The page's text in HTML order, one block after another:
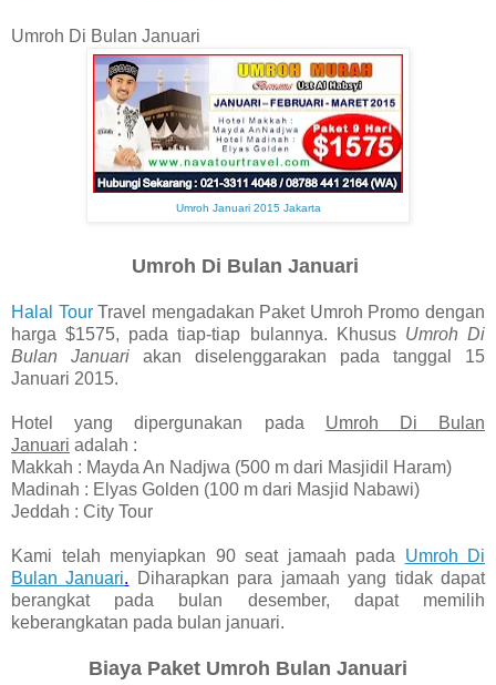
Umroh Di Bulan Januari
Umroh Januari 2015 Jakarta
Umroh Di Bulan Januari
Halal TourTravel mengadakan Paket Umroh Promo dengan
harga $1575, pada tiap-tiap bulannya. Khusus Umroh Di
Bulan Januari akan diselenggarakan pada tanggal 15
Januari 2015.
Hotel yang dipergunakan pada Umroh Di Bulan
Januari adalah :
Makkah : Mayda An Nadjwa (500 m dari Masjidil Haram)
Madinah : Elyas Golden (100 m dari Masjid Nabawi)
Jeddah : City Tour
Kami telah menyiapkan 90 seat jamaah pada Umroh Di
Bulan Januari. Diharapkan para jamaah yang tidak dapat
berangkat pada bulan desember, dapat memilih
keberangkatan pada bulan januari.
Biaya Paket Umroh Bulan Januari